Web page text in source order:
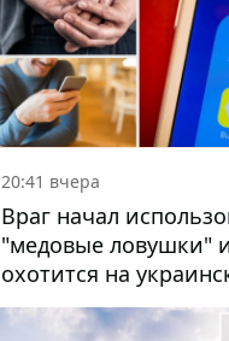
20:41 вчера
Враг начал
"медовые ловушки" и
охотится на
военнослужащих